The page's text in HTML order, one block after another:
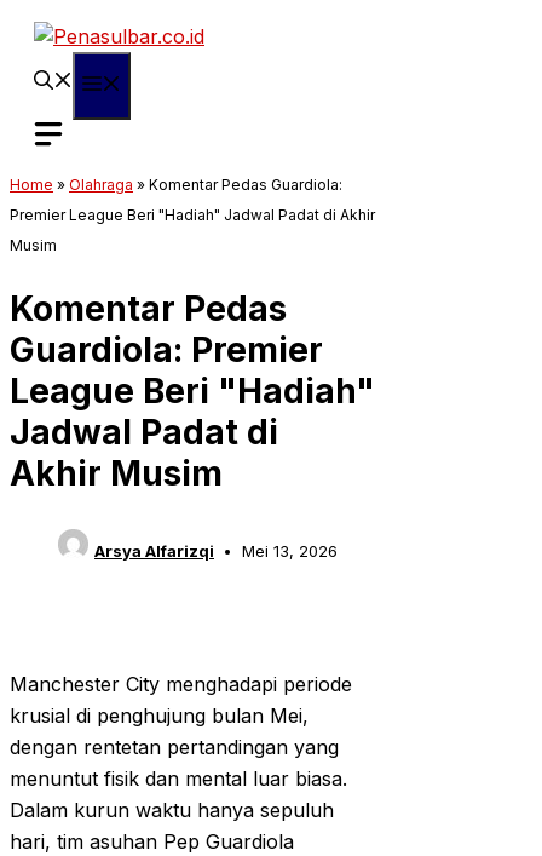
Langsung
Home » Olahraga » Komentar Pedas Guardiola:
Premier League Beri "Hadiah" Jadwal Padat di Akhir
Musim
Komentar Pedas
Guardiola: Premier
League Beri "Hadiah"
Jadwal Padat di
Akhir Musim
Arsya Alfarizqi Mei 13, 2026
Manchester City menghadapi periode
krusial di penghujung bulan Mei,
dengan rentetan pertandingan yang
menuntut fisik dan mental luar biasa.
Dalam kurun waktu hanya sepuluh
hari, tim asuhan Pep Guardiola